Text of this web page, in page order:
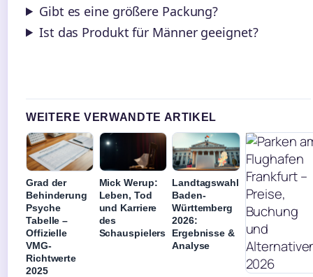
Gibt es eine größere Packung?
Ist das Produkt für Männer geeignet?
WEITERE VERWANDTE ARTIKEL
Grad der
Behinderung
Psyche
Tabelle –
Offizielle
VMG-
Richtwerte
2025
Mick Werup:
Leben, Tod
und Karriere
des
Schauspielers
Landtagswahl
Baden-
Württemberg
2026:
Ergebnisse &
Analyse